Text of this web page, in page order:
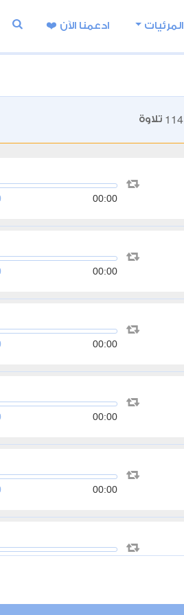
المرئيات ادعمنا اﻵن ❤️
114 تلاوة
00:00
00:00
00:00
00:00
00:00